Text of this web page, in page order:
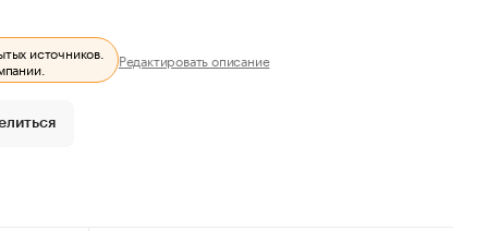
источников.
Редактировать описание